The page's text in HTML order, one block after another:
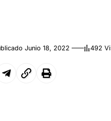
Junio 18, 2022 492